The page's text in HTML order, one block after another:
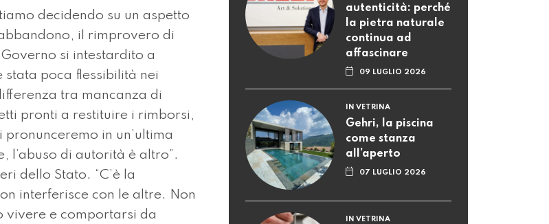
decidendo su un aspetto
il rimprovero di
si intestardito a
poca flessibilità nei
tra mancanza di
pronti a restituire i rimborsi,
pronunceremo in un’ultima
l’abuso di autorità è altro”.
dello Stato. “C’è la
interferisce con le altre. Non
vivere e comportarsi da
autenticità: perché
la pietra naturale
continua ad
affascinare
09 LUGLIO 2026
IN VETRINA
Gehri, la piscina
come stanza
all’aperto
07 LUGLIO 2026
IN VETRINA